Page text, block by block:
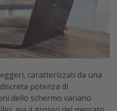
caratterizzati da una
potenza di
dello schermo variano